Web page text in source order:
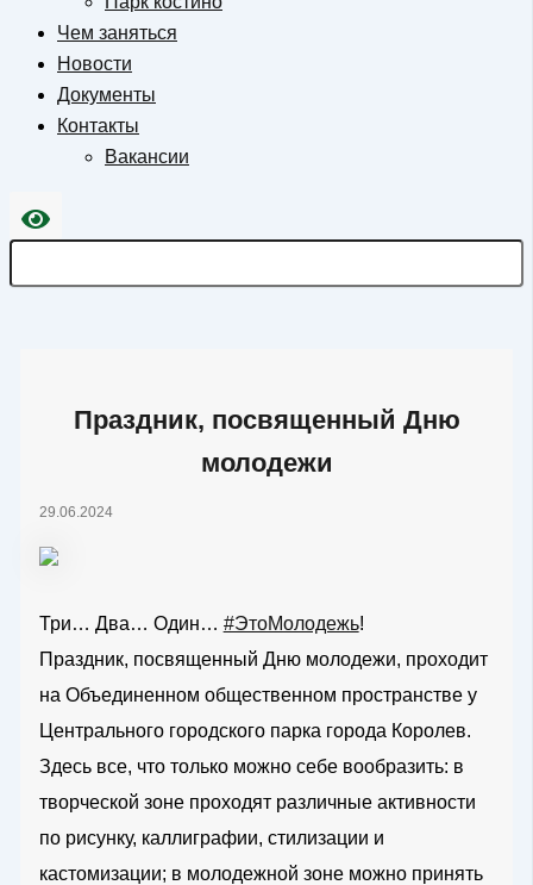
Чем заняться
Новости
Документы
Контакты
Вакансии
Праздник, посвященный Дню
молодежи
29.06.2024
Три… Два… Один… #ЭтоМолодежь!
Праздник, посвященный Дню молодежи, проходит
на Объединенном общественном пространстве у
Центрального городского парка города Королев.
Здесь все, что только можно себе вообразить: в
творческой зоне проходят различные активности
по рисунку, каллиграфии, стилизации и
кастомизации; в молодежной зоне можно принять